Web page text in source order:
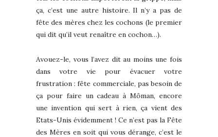
ça, c’est une autre histoire. Il n’y a pas de
fête des mères chez les cochons (le premier
qui dit qu’il veut renaître en cochon…).
Avouez-le, vous l’avez dit au moins une fois
dans votre vie pour évacuer votre
frustration : fête commerciale, pas besoin de
ça pour faire un cadeau à Môman, encore
une invention qui sert à rien, ça vient des
Etats-Unis évidemment ! Ce n’est pas la Fête
des Mères en soit qui vous dérange, c’est le